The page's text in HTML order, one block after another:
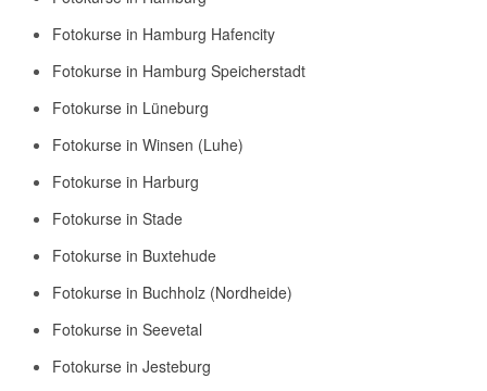
Fotokurse in Hamburg Hafencity
Fotokurse in Hamburg Speicherstadt
Fotokurse in Lüneburg
Fotokurse in Winsen (Luhe)
Fotokurse in Harburg
Fotokurse in Stade
Fotokurse in Buxtehude
Fotokurse in Buchholz (Nordheide)
Fotokurse in Seevetal
Fotokurse in Jesteburg